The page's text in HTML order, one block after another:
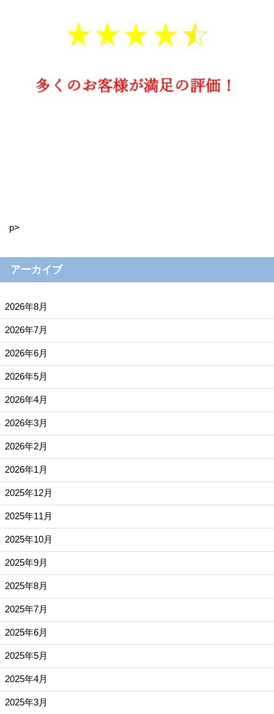
p>
アーカイブ
2026年8月
2026年7月
2026年6月
2026年5月
2026年4月
2026年3月
2026年2月
2026年1月
2025年12月
2025年11月
2025年10月
2025年9月
2025年8月
2025年7月
2025年6月
2025年5月
2025年4月
2025年3月